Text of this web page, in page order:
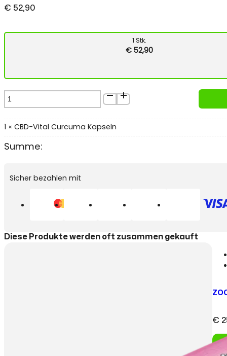
€ 52,90
1 Stk.
€52,90
CBD-
Vital
Kapseln
1 × CBD-Vital Curcuma Kapseln
Summe:
Sicher bezahlen mit
Diese Produkte werden oft zusammen gekauft
€